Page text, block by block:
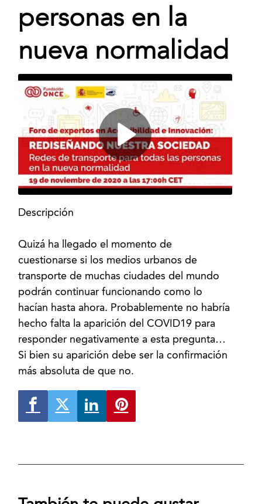
personas en la
nueva normalidad
Descripción
Quizá ha llegado el momento de
cuestionarse si los medios urbanos de
transporte de muchas ciudades del mundo
podrán continuar funcionando como lo
hacían hasta ahora. Probablemente no habría
hecho falta la aparición del COVID19 para
responder negativamente a esta pregunta…
Si bien su aparición debe ser la confirmación
más absoluta de que no.